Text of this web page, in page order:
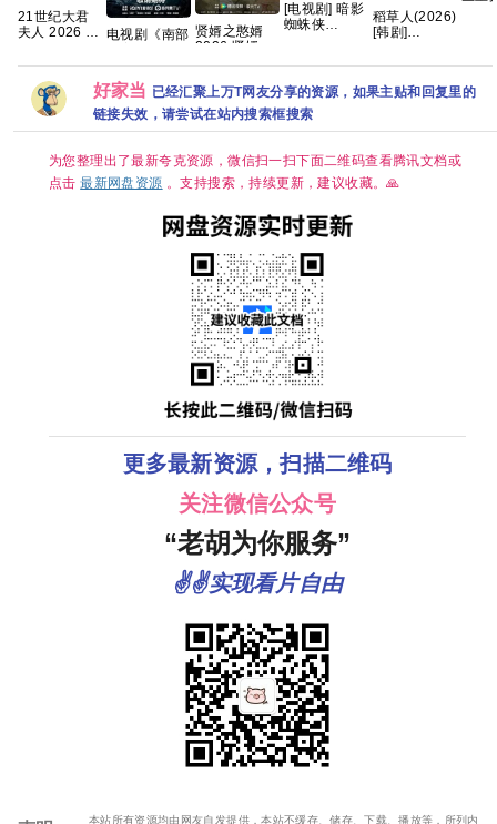
21世纪大君
夫人 2026 韩
嵌中字【夸克
百度网盘+】
电视剧《南部
清1080P百度
网盘资源分享
贤婿之憨婿
2026 贤婿2
古装喜剧爱情
君 范梦 徐紫
茵 已更最新
夸克
[电视剧] 暗影
蜘蛛侠
中字 (全8集)
[23.5G]
稻草人(2026)
[韩剧]
韩语中字]
好家当 已经汇聚上万T网友分享的资源，如果主贴和回复里的
链接失效，请尝试在站内搜索框搜索
为您整理出了最新夸克资源，微信扫一扫下面二维码查看腾讯文档或
点击最新网盘资源 。支持搜索，持续更新，建议收藏。🙏
更多最新资源，扫描二维码
关注微信公众号
“老胡为你服务”
✌✌实现看片自由
本站所有资源均由网友自发提供，本站不缓存、储存、下载、播放等，所列内